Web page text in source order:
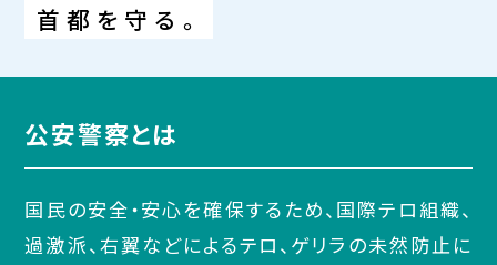
首都を守る。
公安警察とは
国民の安全・安心を確保するため、国際テロ組織、
過激派、右翼などによるテロ、ゲリラの未然防止に